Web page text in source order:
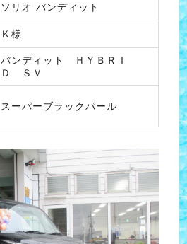
ソリオ バンディット
Ｋ様
バンディット ＨＹＢＲＩ
Ｄ ＳＶ
スーパーブラックパール